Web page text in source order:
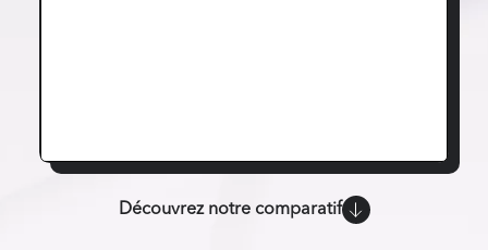
Découvrez notre comparatif